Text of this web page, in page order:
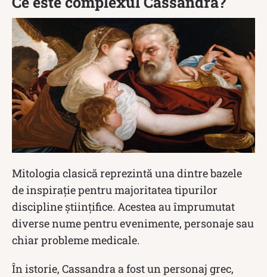
Mitologia clasică reprezintă una dintre bazele
de inspirație pentru majoritatea tipurilor
discipline științifice. Acestea au împrumutat
diverse nume pentru evenimente, personaje sau
chiar probleme medicale.
În istorie, Cassandra a fost un personaj grec,